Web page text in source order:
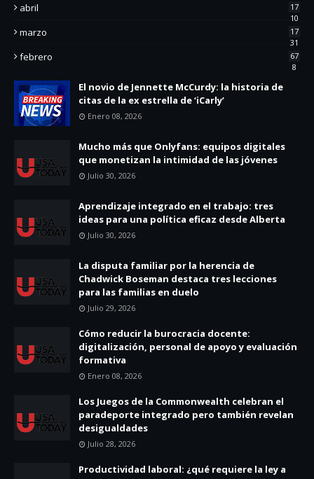
abril
17
10
marzo
17
31
febrero
67
8
El novio de Jennette McCurdy: la historia de
citas de la ex estrella de ‘iCarly’
Enero 08, 2026
Mucho más que Onlyfans: equipos digitales
que monetizan la intimidad de las jóvenes
Julio 30, 2026
Aprendizaje integrado en el trabajo: tres
ideas para una política eficaz desde Alberta
Julio 30, 2026
La disputa familiar por la herencia de
Chadwick Boseman destaca tres lecciones
para las familias en duelo
Julio 29, 2026
Cómo reducir la burocracia docente:
digitalización, personal de apoyo y evaluación
formativa
Enero 08, 2026
Los Juegos de la Commonwealth celebran el
paradeporte integrado pero también revelan
desigualdades
Julio 28, 2026
Productividad laboral: ¿qué requiere la ley a